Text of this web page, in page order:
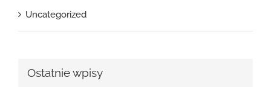
Uncategorized
Ostatnie wpisy